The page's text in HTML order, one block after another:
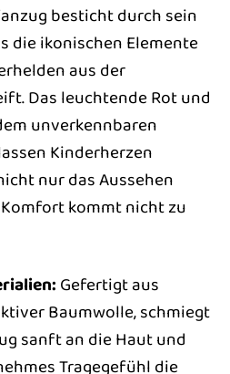
besticht durch sein
die ikonischen Elemente
aus der
Das leuchtende Rot und
unverkennbaren
Kinderherzen
nur das Aussehen
kommt nicht zu
Gefertigt aus
Baumwolle, schmiegt
sanft an die Haut und
Tragegefühl die